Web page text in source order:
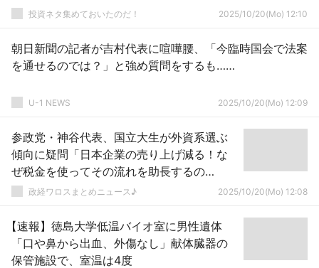
投資ネタ集めておいたのだ！ 2025/10/20(Mo) 12:10
朝日新聞の記者が吉村代表に喧嘩腰、「今臨時国会で法案
を通せるのでは？」と強め質問をするも……
U-1 NEWS 2025/10/20(Mo) 12:09
参政党・神谷代表、国立大生が外資系選ぶ
傾向に疑問「日本企業の売り上げ減る！な
ぜ税金を使ってその流れを助長するの
か？」政経ワロスまとめニュース♪ 2025/10/20(Mo) 12:08
【速報】徳島大学低温バイオ室に男性遺体
「口や鼻から出血、外傷なし」献体臓器の
保管施設で、室温は4度